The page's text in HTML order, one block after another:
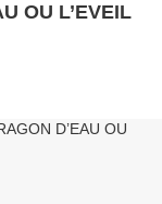
OU L’EVEIL